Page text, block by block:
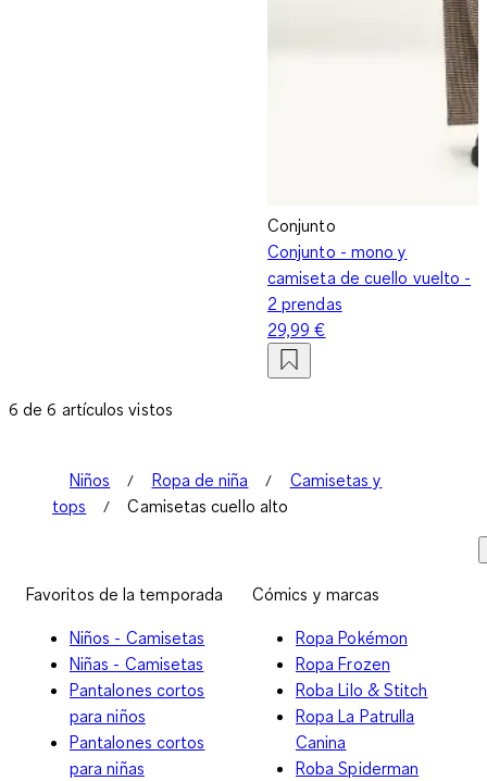
Conjunto
Conjunto - mono y
camiseta de cuello vuelto -
2 prendas
29,99 €
6 de 6 artículos vistos
Niños Ropa de niña
Camisetas y
tops
Camisetas cuello alto
Favoritos de la temporada
Niños - Camisetas
Niñas - Camisetas
Pantalones cortos
para niños
Pantalones cortos
para niñas
Cómics y marcas
Ropa Pokémon
Ropa Frozen
Roba Lilo & Stitch
Ropa La Patrulla
Canina
Roba Spiderman